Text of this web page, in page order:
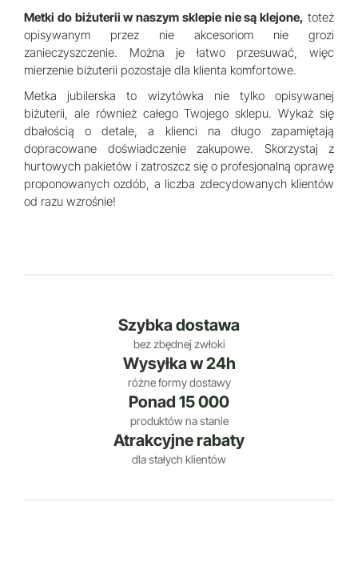
Metki do biżuterii w naszym sklepie nie są klejone, toteż
opisywanym przez nie akcesoriom nie grozi
zanieczyszczenie. Można je łatwo przesuwać, więc
mierzenie biżuterii pozostaje dla klienta komfortowe.
Metka jubilerska to wizytówka nie tylko opisywanej
biżuterii, ale również całego Twojego sklepu. Wykaż się
dbałością o detale, a klienci na długo zapamiętają
dopracowane doświadczenie zakupowe. Skorzystaj z
hurtowych pakietów i zatroszcz się o profesjonalną oprawę
proponowanych ozdób, a liczba zdecydowanych klientów
od razu wzrośnie!
Szybkadostawa
bez zbędnej zwłoki
Wysyłka w24h
różne formy dostawy
Ponad 15 000
produktów na stanie
Atrakcyjnerabaty
dla stałych klientów